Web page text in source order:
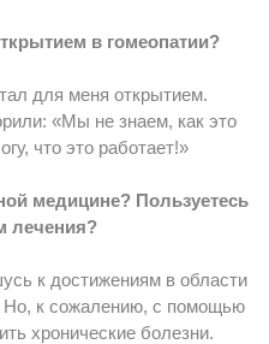
в гомеопатии?
для меня открытием.
«Мы не знаем, как это
что это работает!»
медицине? Пользуетесь
лечения?
к достижениям в области
Но, к сожалению, с помощью
хронические болезни.